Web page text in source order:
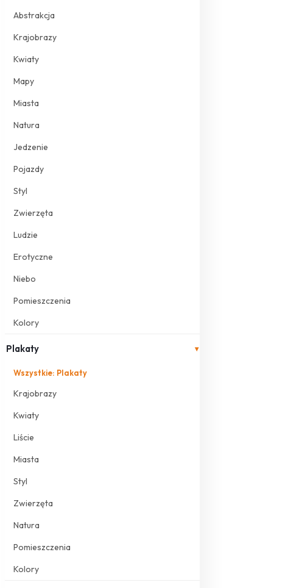
Abstrakcja
Krajobrazy
Kwiaty
Mapy
Miasta
Natura
Jedzenie
Pojazdy
Styl
Zwierzęta
Ludzie
Erotyczne
Niebo
Pomieszczenia
Kolory
Plakaty ▾
Wszystkie: Plakaty
Krajobrazy
Kwiaty
Liście
Miasta
Styl
Zwierzęta
Natura
Pomieszczenia
Kolory